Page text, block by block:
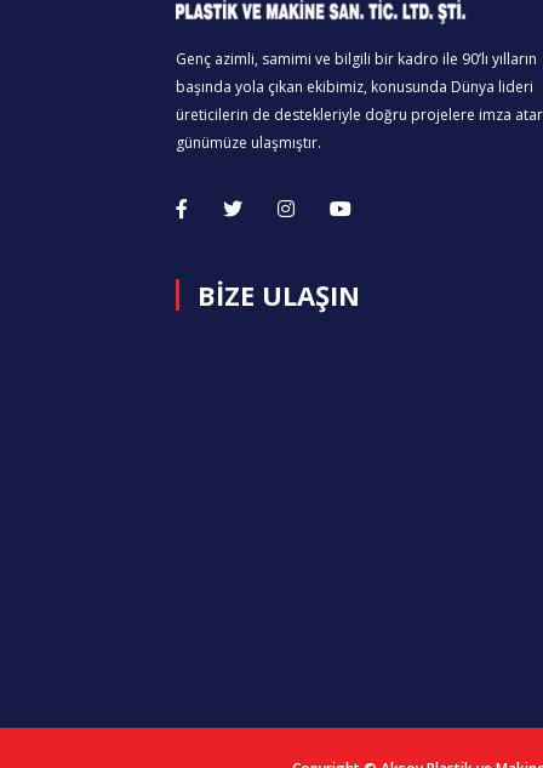
Genç azimli, samimi ve bilgili bir kadro ile 90’lı yılların
başında yola çıkan ekibimiz, konusunda Dünya lideri
üreticilerin de destekleriyle doğru projelere imza
günümüze ulaşmıştır.
BİZE ULAŞIN